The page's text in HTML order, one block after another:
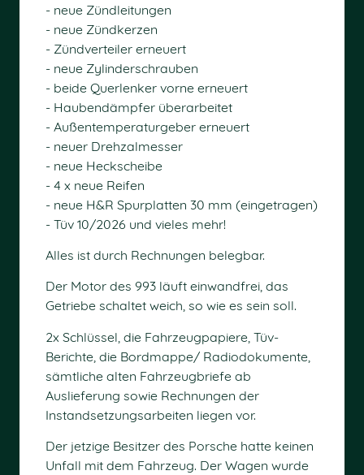
- neue Zündleitungen
- neue Zündkerzen
- Zündverteiler erneuert
- neue Zylinderschrauben
- beide Querlenker vorne erneuert
- Haubendämpfer überarbeitet
- Außentemperaturgeber erneuert
- neuer Drehzalmesser
- neue Heckscheibe
- 4 x neue Reifen
- neue H&R Spurplatten 30 mm (eingetragen)
- Tüv 10/2026 und vieles mehr!
Alles ist durch Rechnungen belegbar.
Der Motor des 993 läuft einwandfrei, das
Getriebe schaltet weich, so wie es sein soll.
2x Schlüssel, die Fahrzeugpapiere, Tüv-
Berichte, die Bordmappe/ Radiodokumente,
sämtliche alten Fahrzeugbriefe ab
Auslieferung sowie Rechnungen der
Instandsetzungsarbeiten liegen vor.
Der jetzige Besitzer des Porsche hatte keinen
Unfall mit dem Fahrzeug. Der Wagen wurde